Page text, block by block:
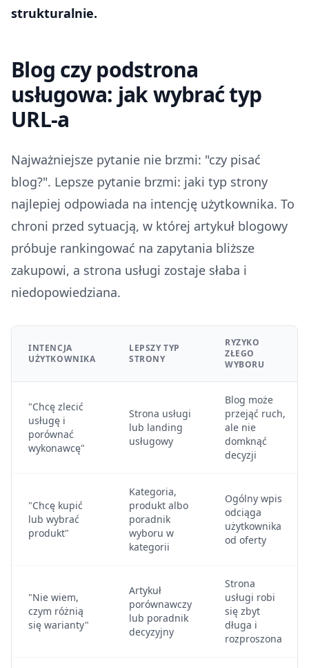
strukturalnie.
Blog czy podstrona
usługowa: jak wybrać typ
URL-a
Najważniejsze pytanie nie brzmi: "czy pisać
blog?". Lepsze pytanie brzmi: jaki typ strony
najlepiej odpowiada na intencję użytkownika. To
chroni przed sytuacją, w której artykuł blogowy
próbuje rankingować na zapytania bliższe
zakupowi, a strona usługi zostaje słaba i
niedopowiedziana.
INTENCJA
UŻYTKOWNIKA
LEPSZY TYP
STRONY
RYZYKO
ZŁEGO
WYBORU
"Chcę zlecić
usługę i
porównać
wykonawcę"
Strona usługi
lub landing
usługowy
Blog może
przejąć ruch,
ale nie
domknąć
decyzji
"Chcę kupić
lub wybrać
produkt"
Kategoria,
produkt albo
poradnik
wyboru w
kategorii
Ogólny wpis
odciąga
użytkownika
od oferty
"Nie wiem,
czym różnią
się warianty"
Artykuł
porównawczy
lub poradnik
decyzyjny
Strona
usługi robi
się zbyt
długa i
rozproszona